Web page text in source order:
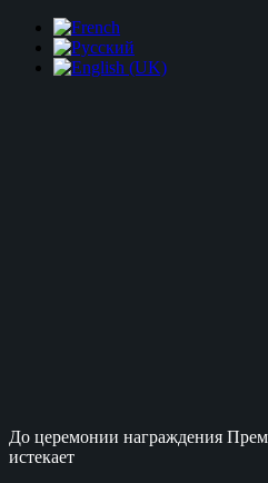
До церемонии награждения
истекает